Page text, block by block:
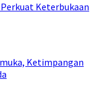
Keterbukaan
Ketimpangan